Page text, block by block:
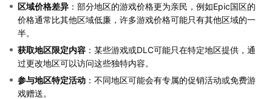
区域价格差异 ：部分地区的游戏价格更为亲民，例如Epic国区的
价格通常比其他区域低廉，许多游戏价格可能只有其他区域的一
半。
获取地区限定内容 ：某些游戏或DLC可能只在特定地区提供，通
过更改地区可以访问这些独特内容。
参与地区特定活动 ：不同地区可能会有专属的促销活动或免费游
戏赠送。